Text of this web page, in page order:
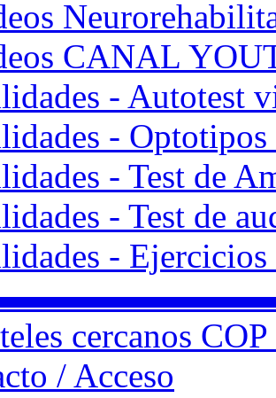
CANAL
- Autotest
-
- Test de
- Test de
-
cercanos
/ Acceso